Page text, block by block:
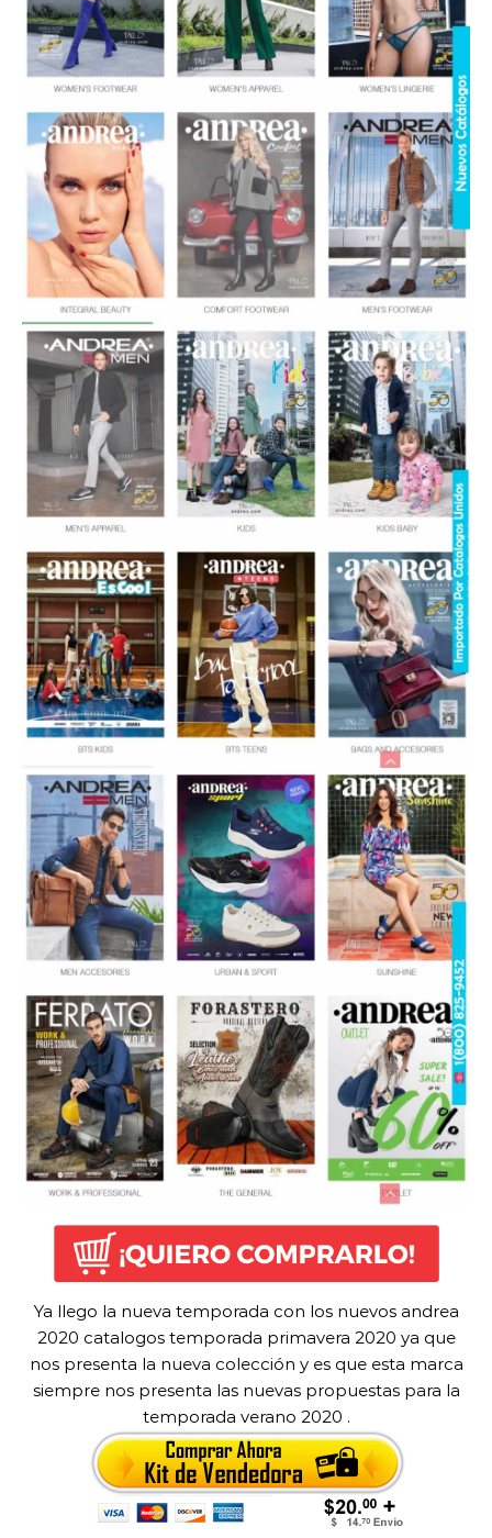
Ya llego la nueva temporada con los nuevos andrea
2020 catalogos temporada primavera 2020 ya que
nos presenta la nueva colección y es que esta marca
siempre nos presenta las nuevas propuestas para la
temporada verano 2020 .